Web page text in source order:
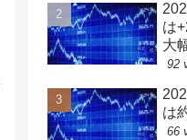
は
大
92
は
66